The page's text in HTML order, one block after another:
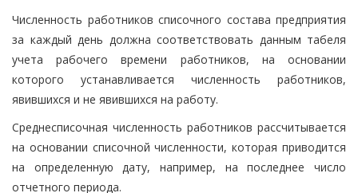
Численность работников списочного состава предприятия
за каждый день должна соответствовать данным табеля
учета рабочего времени работников, на основании
которого устанавливается численность работников,
явившихся и не явившихся на работу.
Среднесписочная численность работников рассчитывается
на основании списочной численности, которая приводится
на определенную дату, например, на последнее число
отчетного периода.